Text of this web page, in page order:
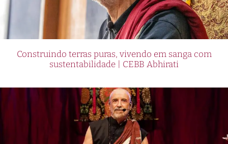
Construindo terras puras, vivendo em sanga com
sustentabilidade | CEBB Abhirati